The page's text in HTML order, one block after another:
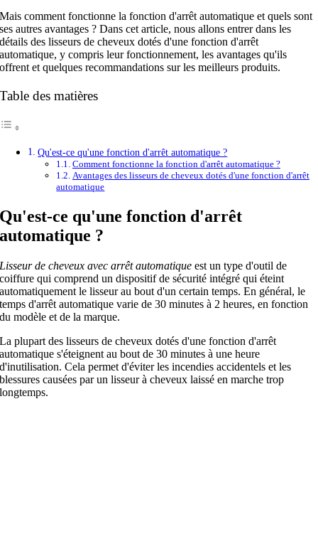
Mais comment fonctionne la fonction d'arrêt automatique et quels sont
ses autres avantages ? Dans cet article, nous allons entrer dans les
détails des lisseurs de cheveux dotés d'une fonction d'arrêt
automatique, y compris leur fonctionnement, les avantages qu'ils
offrent et quelques recommandations sur les meilleurs produits.
Table des matières
Qu'est-ce qu'une fonction d'arrêt automatique ?
Comment fonctionne la fonction d'arrêt automatique ?
Avantages des lisseurs de cheveux dotés d'une fonction d'arrêt
automatique
Qu'est-ce qu'une fonction d'arrêt
automatique ?
Lisseur de cheveux avec arrêt automatique est un type d'outil de
coiffure qui comprend un dispositif de sécurité intégré qui éteint
automatiquement le lisseur au bout d'un certain temps. En général, le
temps d'arrêt automatique varie de 30 minutes à 2 heures, en fonction
du modèle et de la marque.
La plupart des lisseurs de cheveux dotés d'une fonction d'arrêt
automatique s'éteignent au bout de 30 minutes à une heure
d'inutilisation. Cela permet d'éviter les incendies accidentels et les
blessures causées par un lisseur à cheveux laissé en marche trop
longtemps.